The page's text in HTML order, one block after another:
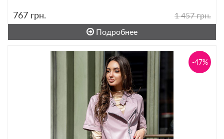
767 грн.
1 457 грн.
Подробнее
-47%